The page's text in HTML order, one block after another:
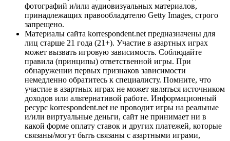
фотографий и/или аудиовизуальных материалов,
принадлежащих правообладателю Getty Images, строго
запрещено.
Материалы сайта korrespondent.net предназначены для
лиц старше 21 года (21+). Участие в азартных играх
может вызвать игровую зависимость. Соблюдайте
правила (принципы) ответственной игры. При
обнаружении первых признаков зависимости
немедленно обратитесь к специалисту. Помните, что
участие в азартных играх не может являться источником
доходов или альтернативой работе. Информационный
ресурс korrespondent.net не проводит игры на реальные
и/или виртуальные деньги, сайт не принимает ни в
какой форме оплату ставок и других платежей, которые
связаны/могут быть связаны с азартными играми,